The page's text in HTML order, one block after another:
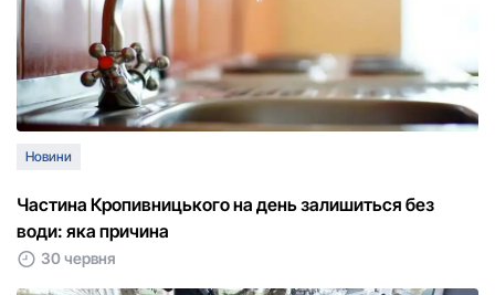
Новини
Частина Кропивницького на день залишиться без
води: яка причина
30 червня